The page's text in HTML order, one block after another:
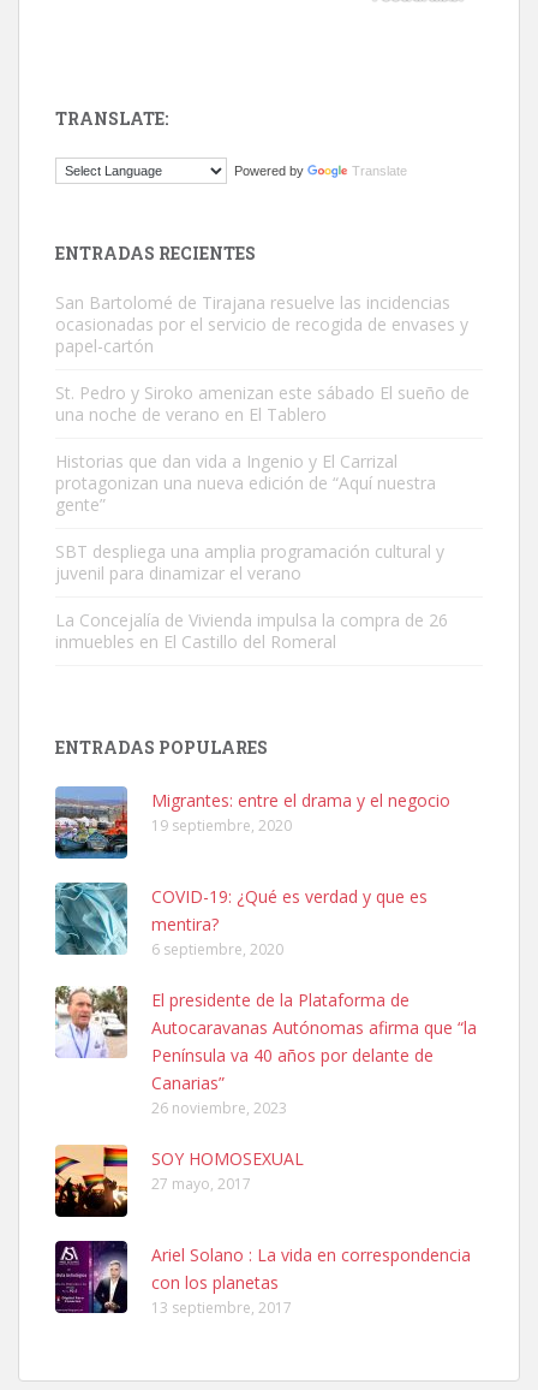
El ayuntamiento se va a llevar a Los Gatos callejeros de la zona los
Este gato macho ha aparecido en la calle hace menos de un mes,
es muy manso y extremadamente cari...
Leales.org » Gran Canaria
Leales.org » Gran Canaria
SHIBA PERDIDO AVDA JOSE MESA Y LOPEZ
PERRO MACHO RAZA SHIBA CON MICROCHIP PERDIDO HOY
06/07/2025 ZONA MESA Y LOPEZ. ES MUY ASUSTADIZO
Leales.org » Gran Canaria
6.7.2025
Ninfa perdida
El día 5 se los perdió una ninfa papillera, asustada tiene miedo a la
calle, se perdió por la zon...
TRANSLATE:
Powered by Translate
ENTRADAS RECIENTES
San Bartolomé de Tirajana resuelve las incidencias
ocasionadas por el servicio de recogida de envases y
papel-cartón
St. Pedro y Siroko amenizan este sábado El sueño de
una noche de verano en El Tablero
Historias que dan vida a Ingenio y El Carrizal
protagonizan una nueva edición de “Aquí nuestra
gente”
SBT despliega una amplia programación cultural y
juvenil para dinamizar el verano
La Concejalía de Vivienda impulsa la compra de 26
inmuebles en El Castillo del Romeral
ENTRADAS POPULARES
Migrantes: entre el drama y el negocio
19 septiembre, 2020
COVID-19: ¿Qué es verdad y que es
mentira?
6 septiembre, 2020
El presidente de la Plataforma de
Autocaravanas Autónomas afirma que “la
Península va 40 años por delante de
Canarias”
26 noviembre, 2023
SOY HOMOSEXUAL
27 mayo, 2017
Ariel Solano : La vida en correspondencia
con los planetas
13 septiembre, 2017